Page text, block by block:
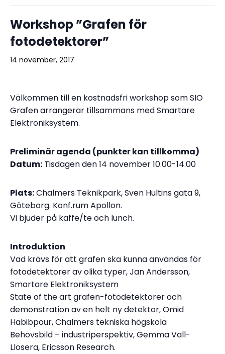
Workshop ”Grafen för
fotodetektorer”
14 november, 2017
Välkommen till en kostnadsfri workshop som SIO
Grafen arrangerar tillsammans med Smartare
Elektroniksystem.
Preliminär agenda (punkter kan tillkomma)
Datum: Tisdagen den 14 november 10.00-14.00
Plats:Chalmers Teknikpark, Sven Hultins gata 9,
Göteborg. Konf.rum Apollon.
Vi bjuder på kaffe/te och lunch.
Introduktion
Vad krävs för att grafen ska kunna användas för
fotodetektorer av olika typer, Jan Andersson,
Smartare Elektroniksystem
State of the art grafen-fotodetektorer och
demonstration av en helt ny detektor, Omid
Habibpour, Chalmers tekniska högskola
Behovsbild – industriperspektiv, Gemma Vall-
Llosera, Ericsson Research.